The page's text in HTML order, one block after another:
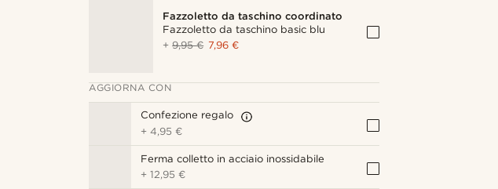
Fazzoletto da taschino coordinato
Fazzoletto da taschino basic blu
+9,95 € 7,96 €
AGGIORNA CON
Confezione regalo
+4,95 €
Ferma colletto in acciaio inossidabile
+12,95 €